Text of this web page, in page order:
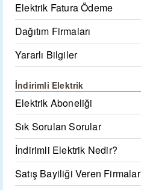
Elektrik Fatura Ödeme
Dağıtım Firmaları
Yararlı Bilgiler
İndirimli Elektrik
Elektrik Aboneliği
Sık Sorulan Sorular
İndirimli Elektrik Nedir?
Satış Bayiliği Veren Firmalar